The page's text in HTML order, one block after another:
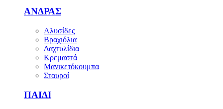
ΑΝΔΡΑΣ
Αλυσίδες
Βραχιόλια
Δαχτυλίδια
Κρεμαστά
Μανικετόκουμπα
Σταυροί
ΠΑΙΔΙ